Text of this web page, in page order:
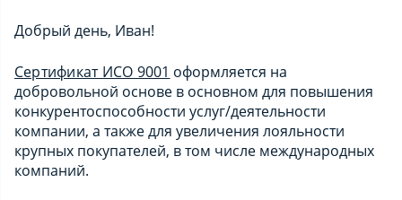
Добрый день, Иван!
Сертификат ИСО 9001 оформляется на
добровольной основе в основном для повышения
конкурентоспособности услуг/деятельности
компании, а также для увеличения лояльности
крупных покупателей, в том числе международных
компаний.